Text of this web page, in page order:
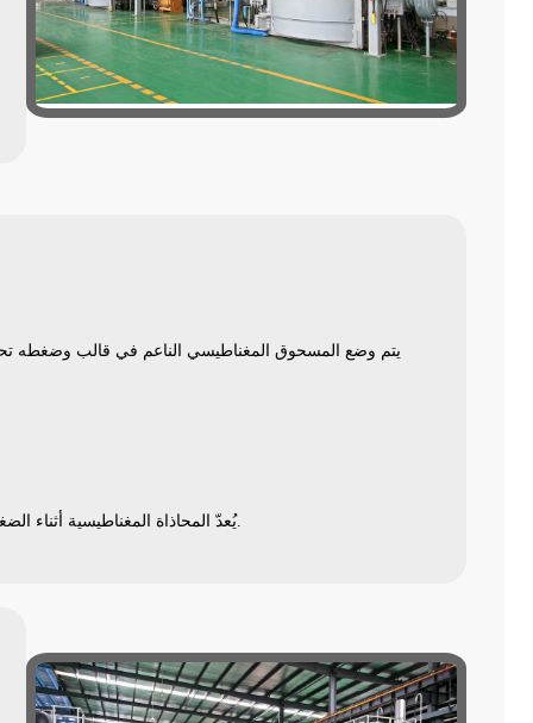
يتم وضع المسحوق المغناطيسي الناعم في قالب وضغطه
يُعدّ المحاذاة المغناطيسية أثناءوإخراج مغناطيسي قوي.